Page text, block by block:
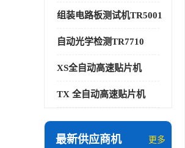
组装电路板测试机TR5001
自动光学检测TR7710
XS全自动高速贴片机
TX 全自动高速贴片机
最新供应商机 更多